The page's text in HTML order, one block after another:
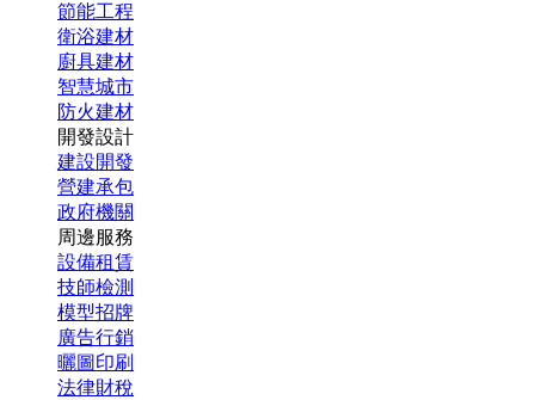
節能工程
衛浴建材
廚具建材
智慧城市
防火建材
開發設計
建設開發
營建承包
政府機關
周邊服務
設備租賃
技師檢測
模型招牌
廣告行銷
曬圖印刷
法律財稅